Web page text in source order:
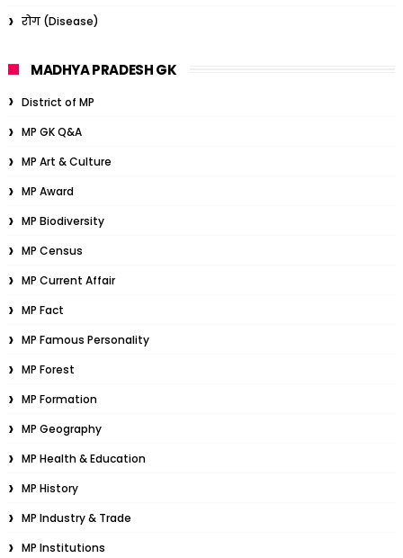
रोग (Disease)
MADHYA PRADESH GK
District of MP
MP GK Q&A
MP Art & Culture
MP Award
MP Biodiversity
MP Census
MP Current Affair
MP Fact
MP Famous Personality
MP Forest
MP Formation
MP Geography
MP Health & Education
MP History
MP Industry & Trade
MP Institutions